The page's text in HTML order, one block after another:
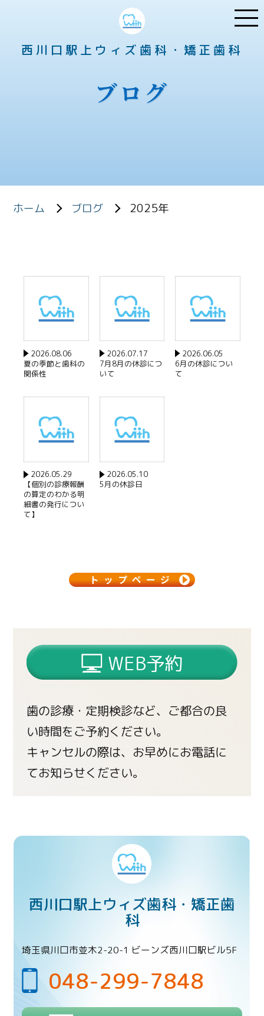
西川口駅上ウィズ歯科・矯正歯科
ブログ
ホーム ブログ 2025年
2026.08.06
夏の季節と歯科の
関係性
2026.07.17
7月8月の休診につ
いて
2026.06.05
6月の休診につい
て
2026.05.29
【個別の診療報酬
の算定のわかる明
細書の発行につい
て】
2026.05.10
5月の休診日
トップページ
WEB予約
歯の診療・定期検診など、ご都合の良
い時間をご予約ください。
キャンセルの際は、お早めにお電話に
てお知らせください。
西川口駅上ウィズ歯科・矯正歯
科
埼玉県川口市並木2-20-1 ビーンズ西川口駅ビル5F
048-299-7848